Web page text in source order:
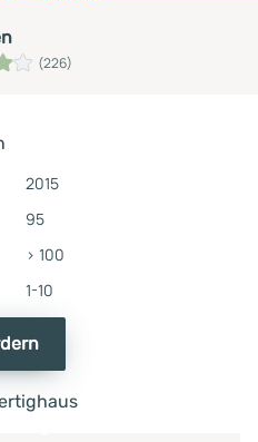
(226)
2015
95
> 100
1-10